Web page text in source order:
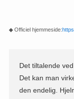
◆ Officiel hjemmeside:
Det tiltalende
Det kan man
den endelig.